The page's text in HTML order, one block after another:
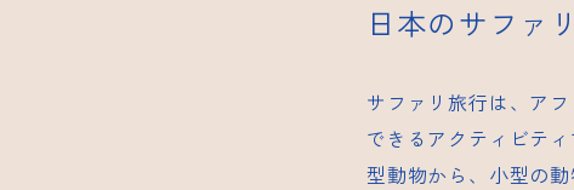
日本のサファ
サファリ旅行は、ア
できるアクティビテ
型動物から、小型の